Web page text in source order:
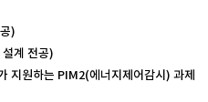
)
계 전공)
원하는 PIM2(에너지제어감시) 과제